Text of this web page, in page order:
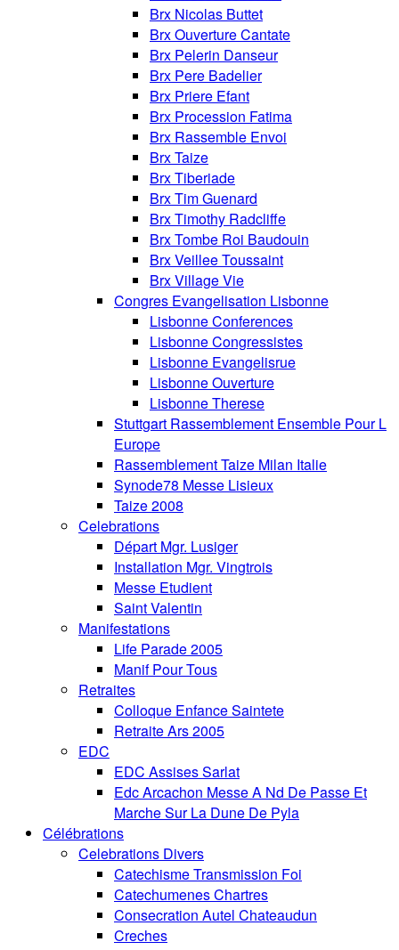
Brx Nicolas Buttet
Brx Ouverture Cantate
Brx Pelerin Danseur
Brx Pere Badelier
Brx Priere Efant
Brx Procession Fatima
Brx Rassemble Envoi
Brx Taize
Brx Tiberiade
Brx Tim Guenard
Brx Timothy Radcliffe
Brx Tombe Roi Baudouin
Brx Veillee Toussaint
Brx Village Vie
Congres Evangelisation Lisbonne
Lisbonne Conferences
Lisbonne Congressistes
Lisbonne Evangelisrue
Lisbonne Ouverture
Lisbonne Therese
Stuttgart Rassemblement Ensemble Pour L
Europe
Rassemblement Taize Milan Italie
Synode78 Messe Lisieux
Taize 2008
Celebrations
Départ Mgr. Lusiger
Installation Mgr. Vingtrois
Messe Etudient
Saint Valentin
Manifestations
Life Parade 2005
Manif Pour Tous
Retraites
Colloque Enfance Saintete
Retraite Ars 2005
EDC
EDC Assises Sarlat
Edc Arcachon Messe A Nd De Passe Et
Marche Sur La Dune De Pyla
Célébrations
Celebrations Divers
Catechisme Transmission Foi
Catechumenes Chartres
Consecration Autel Chateaudun
Creches